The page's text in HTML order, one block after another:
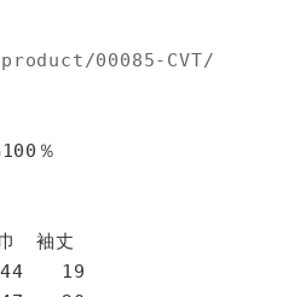
00085-CVT/
％
袖丈
19